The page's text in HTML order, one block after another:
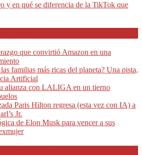
y en qué se diferencia de la TikTok que
que convirtió Amazon en una
familias más ricas del planeta? Una pista,
Artificial
alianza con LALIGA en un tierno
Paris Hilton regresa (esta vez con IA) a
Jr.
de Elon Musk para vencer a sus